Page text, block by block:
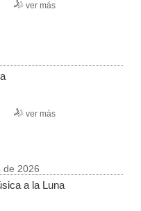
ver más
ver más
de 2026
a la Luna